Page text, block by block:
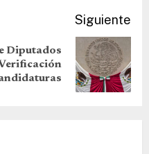
Siguiente
Diputados